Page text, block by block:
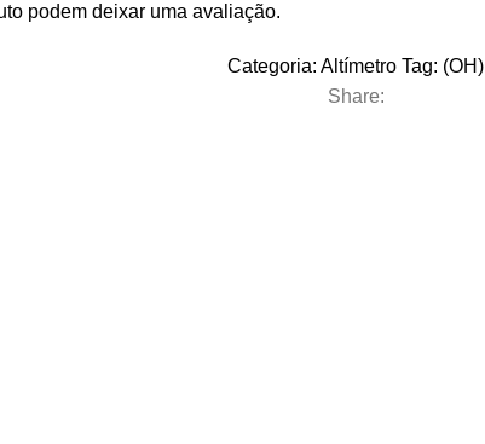
podem deixar uma avaliação.
Categoria: Altímetro Tag: (OH)
Share: